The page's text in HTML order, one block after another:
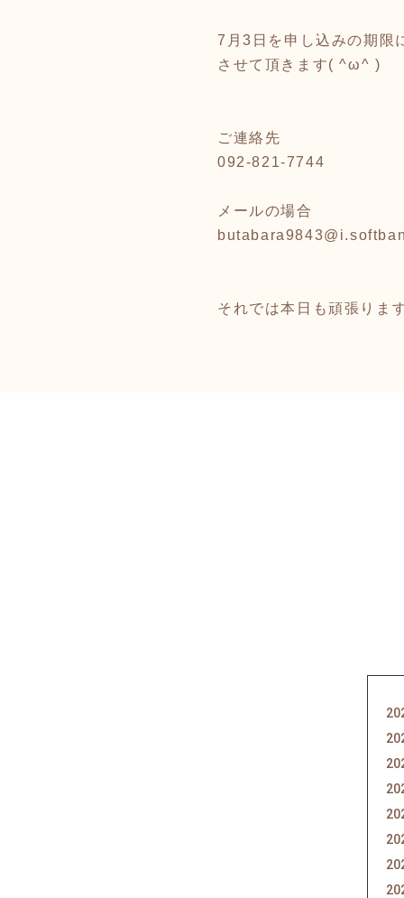
7月3日を申し込みの期限
させて頂きます( ^ω^ )
ご連絡先
092-821-7744
メールの場合
それでは本日も頑張りま